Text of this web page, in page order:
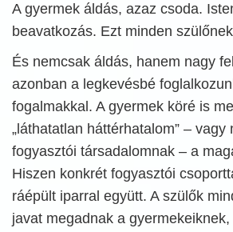
A gyermek áldás, azaz csoda.
beavatkozás. Ezt minden
És nemcsak áldás, hanem nagy
azonban a legkevésbé
fogalmakkal. A gyermek köré is
„láthatatlan háttérhatalom” – vagy
fogyasztói társadalomnak – a
Hiszen konkrét fogyasztói
ráépült iparral együtt. A szülők
javat megadnak a